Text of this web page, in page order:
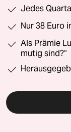
Jedes
Nur 38 Euro
Als Prämie
mutig sind?“